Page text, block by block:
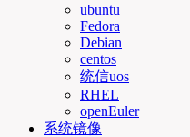
ubuntu
Fedora
Debian
centos
统信uos
RHEL
openEuler
系统镜像